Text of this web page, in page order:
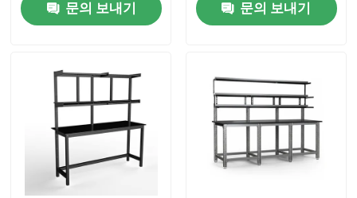
제품 소개
회사 소개
공장 투어
문의 보내기
문의 보내기